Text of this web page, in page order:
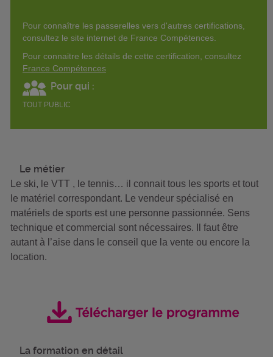
Pour connaître les passerelles vers d'autres certifications,
consultez le site internet de France Compétences.
Pour connaitre les détails de cette certification, consultez
France Compétences
Pour qui :
TOUT PUBLIC
Le métier
Le ski, le VTT , le tennis… il connait tous les sports et tout
le matériel correspondant. Le vendeur spécialisé en
matériels de sports est une personne passionnée. Sens
technique et commercial sont nécessaires. Il faut être
autant à l’aise dans le conseil que la vente ou encore la
location.
La formation en détail